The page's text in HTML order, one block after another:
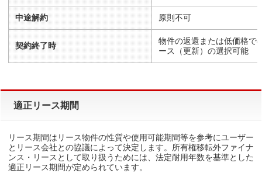
中途解約 原則不可
契約終了時
物件の返還または低価格で
ース（更新）の選択可能
適正リース期間
リース期間はリース物件の性質や使用可能期間等を参考にユーザー
とリース会社との協議によって決定します。所有権移転外ファイナ
ンス・リースとして取り扱うためには、法定耐用年数を基準とした
適正リース期間が定められています。